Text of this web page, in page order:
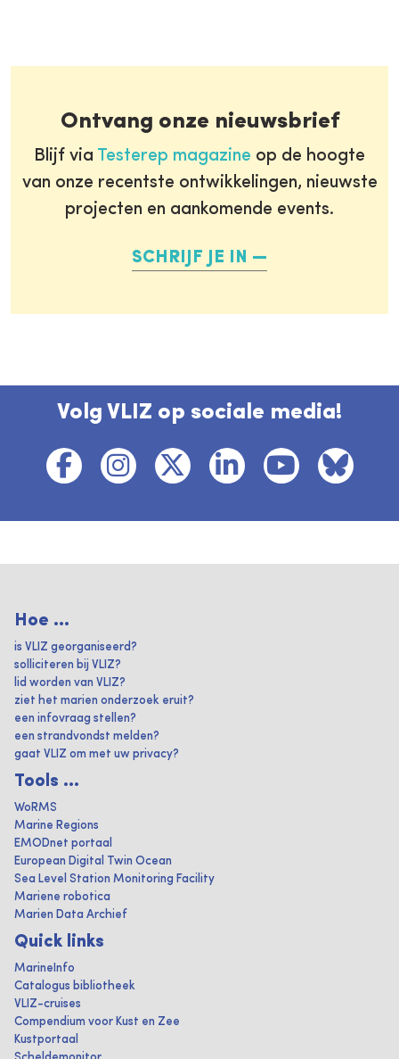
Ontvang onze nieuwsbrief
Blijf via Testerep magazine op de hoogte
van onze recentste ontwikkelingen, nieuwste
projecten en aankomende events.
SCHRIJF JE IN
Volg VLIZ op sociale media!
Hoe ...
is VLIZ georganiseerd?
solliciteren bij VLIZ?
lid worden van VLIZ?
ziet het marien onderzoek eruit?
een infovraag stellen?
een strandvondst melden?
gaat VLIZ om met uw privacy?
Tools ...
WoRMS
Marine Regions
EMODnet portaal
European Digital Twin Ocean
Sea Level Station Monitoring Facility
Mariene robotica
Marien Data Archief
Quick links
MarineInfo
Catalogus bibliotheek
VLIZ-cruises
Compendium voor Kust en Zee
Kustportaal